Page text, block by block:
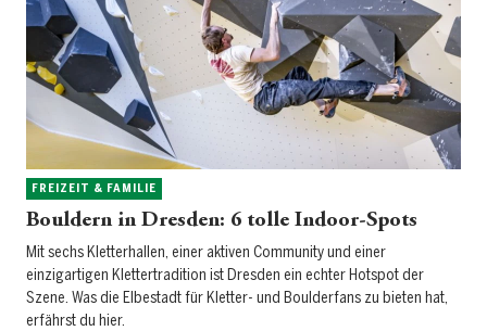
FREIZEIT & FAMILIE
Bouldern in Dresden: 6 tolle Indoor-Spots
Mit sechs Kletterhallen, einer aktiven Community und einer
einzigartigen Klettertradition ist Dresden ein echter Hotspot der
Szene. Was die Elbestadt für Kletter- und Boulderfans zu bieten hat,
erfährst du hier.